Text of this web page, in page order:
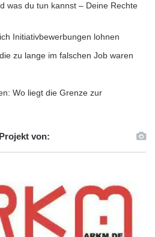
was du tun kannst – Deine Rechte
Initiativbewerbungen lohnen
zu lange im falschen Job waren
Wo liegt die Grenze zur
von: